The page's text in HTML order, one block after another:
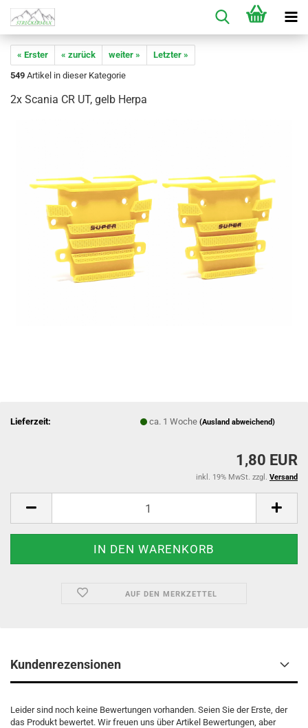
« Erster « zurück weiter »
Letzter »
549 Artikel in dieser Kategorie
2x Scania CR UT, gelb Herpa
Lieferzeit: ca. 1 Woche(Ausland abweichend)
1,80 EUR
inkl. 19% MwSt. zzgl. Versand
AUF DEN MERKZETTEL
Kundenrezensionen
Leider sind noch keine Bewertungen vorhanden. Seien Sie der Erste, der
das Produkt bewertet. Wir freuen uns über Artikel Bewertungen, aber